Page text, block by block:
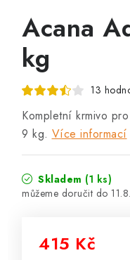
Acana
kg
13
Kompletní krmivo
9 kg. Více informací
Skladem (1 ks)
415 Kč